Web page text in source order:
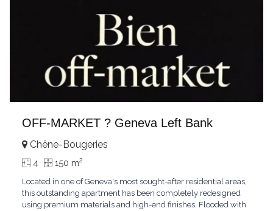
OFF-MARKET ? Geneva Left Bank
Chêne-Bougeries
4 150 m2
Located in one of Geneva's most sought-after residential areas,
this outstanding apartment has been completely redesigned
using premium materials and high-end finishes. Flooded with